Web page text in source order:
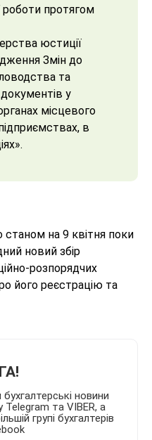
роботи протягом
юстиції
Змін до
та
документів у
місцевого
в
на 9 квітня поки
новий збір
розпорядчих
його реєстрацію та
новини
та VIBER, а
групі бухгалтерів